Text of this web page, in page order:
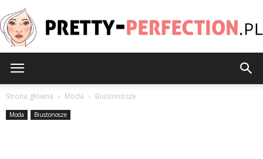
Strona główna Moda Biustonosze
Moda Biustonosze